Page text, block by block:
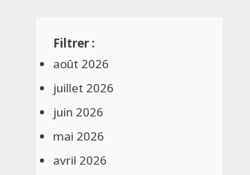
août 2026
juillet 2026
juin 2026
mai 2026
avril 2026